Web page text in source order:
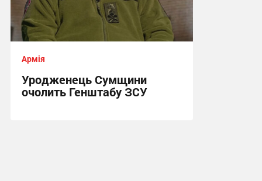
Армія
Уродженець Сумщини
очолить Генштабу ЗСУ